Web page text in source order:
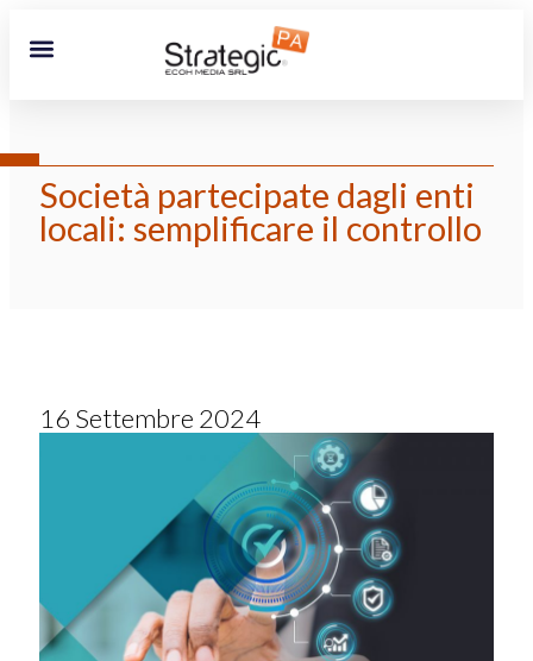
Società partecipate dagli enti
locali: semplificare il controllo
16 Settembre 2024